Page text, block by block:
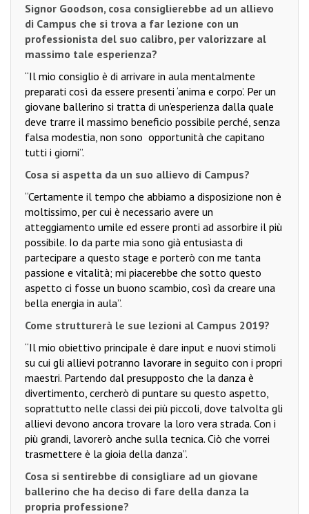
Signor Goodson, cosa consiglierebbe ad un allievo
di Campus che si trova a far lezione con un
professionista del suo calibro, per valorizzare al
massimo tale esperienza?
“Il mio consiglio è di arrivare in aula mentalmente
preparati così da essere presenti ‘anima e corpo’. Per un
giovane ballerino si tratta di un’esperienza dalla quale
deve trarre il massimo beneficio possibile perché, senza
falsa modestia, non sono opportunità che capitano
tutti i giorni”.
Cosa si aspetta da un suo allievo di Campus?
“Certamente il tempo che abbiamo a disposizione non è
moltissimo, per cui è necessario avere un
atteggiamento umile ed essere pronti ad assorbire il più
possibile. Io da parte mia sono già entusiasta di
partecipare a questo stage e porterò con me tanta
passione e vitalità; mi piacerebbe che sotto questo
aspetto ci fosse un buono scambio, così da creare una
bella energia in aula”.
Come strutturerà le sue lezioni al Campus 2019?
“Il mio obiettivo principale è dare input e nuovi stimoli
su cui gli allievi potranno lavorare in seguito con i propri
maestri. Partendo dal presupposto che la danza è
divertimento, cercherò di puntare su questo aspetto,
soprattutto nelle classi dei più piccoli, dove talvolta gli
allievi devono ancora trovare la loro vera strada. Con i
più grandi, lavorerò anche sulla tecnica. Ciò che vorrei
trasmettere è la gioia della danza”.
Cosa si sentirebbe di consigliare ad un giovane
ballerino che ha deciso di fare della danza la
propria professione?